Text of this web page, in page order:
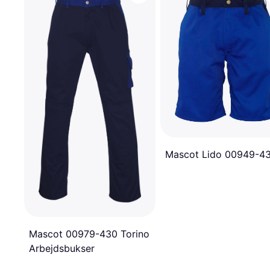
Mascot 00979-430 Torino
Arbejdsbukser
Mascot Lido 00949-